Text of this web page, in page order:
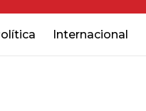
Internacional